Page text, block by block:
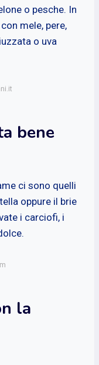
o pesche. In
mele, pere,
o uva
bene
ci sono quelli
oppure il brie
i carciofi, i
la